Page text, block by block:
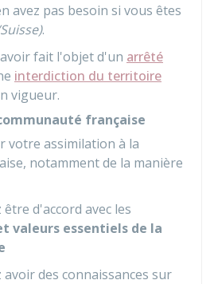
avez pas besoin si vous êtes
.
fait l'objet d'un arrêté
interdiction du territoire
vigueur.
française
votre assimilation à la
notamment de la manière
être d'accord avec les
valeurs essentiels de la
avoir des connaissances sur